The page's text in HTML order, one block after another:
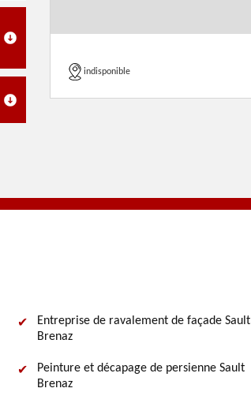
indisponible
Entreprise de ravalement de façade Sault
Brenaz
Peinture et décapage de persienne Sault
Brenaz